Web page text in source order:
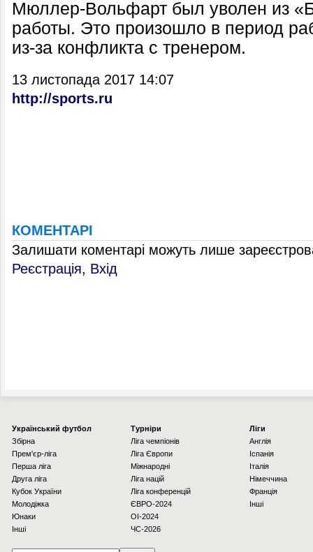
Мюллер-Вольфарт был уволен из
работы. Это произошло в период
из-за конфликта с тренером.
13 листопада 2017 14:07
http://sports.ru
КОМЕНТАРІ
Залишати коментарі можуть лише
Реєстрація, Вхід
Українcький футбол
Збірна
Прем'єр-ліга
Перша ліга
Друга ліга
Кубок України
Молодіжка
Юнаки
Інші
Турніри
Ліга чемпіонів
Ліга Європи
Міжнародні
Ліга націй
Ліга конференцій
ЄВРО-2024
OI-2024
ЧС-2026
Ліги
Англія
Іспанія
Італія
Німеччина
Франція
Інші